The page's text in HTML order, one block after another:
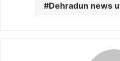
Dehradun news